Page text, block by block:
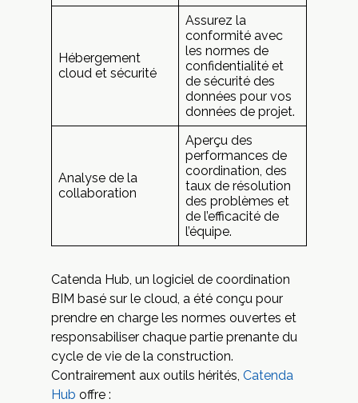
Hébergement
cloud et sécurité
Assurez la
conformité avec
les normes de
confidentialité et
de sécurité des
données pour vos
données de projet.
Analyse de la
collaboration
Aperçu des
performances de
coordination, des
taux de résolution
des problèmes et
de l’efficacité de
l’équipe.
Catenda Hub, un logiciel de coordination
BIM basé sur le cloud, a été conçu pour
prendre en charge les normes ouvertes et
responsabiliser chaque partie prenante du
cycle de vie de la construction.
Contrairement aux outils hérités, Catenda
Hub offre :